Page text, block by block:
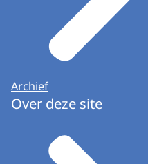
Archief
Over deze site